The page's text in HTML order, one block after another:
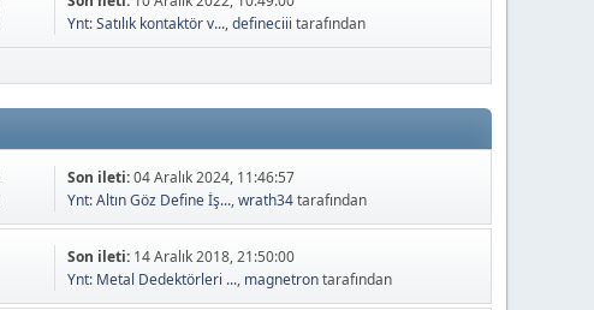
Ynt: Satılık kontaktör v...,defineciii tarafından
Son ileti:04 Aralık 2024, 11:46:57
Ynt: Altın Göz Define İş...,wrath34tarafından
Son ileti: 14 Aralık 2018, 21:50:00
Ynt: Metal Dedektörleri ..., magnetrontarafından